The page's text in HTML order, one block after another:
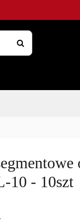
10 - 10szt